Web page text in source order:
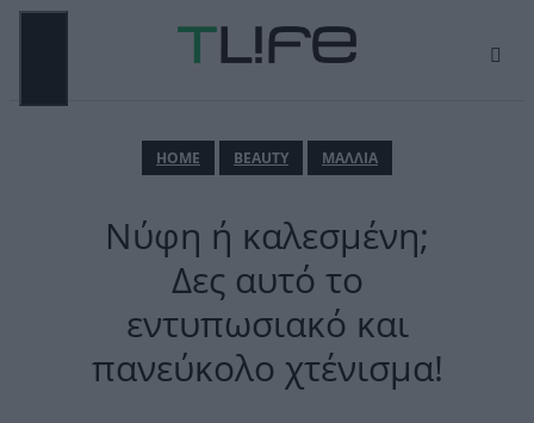
Μετάβαση
ΗΟΜΕ BEAUTY ΜΑΛΛΙΑ
Νύφη ή καλεσμένη;
Δες αυτό το
εντυπωσιακό και
πανεύκολο χτένισμα!